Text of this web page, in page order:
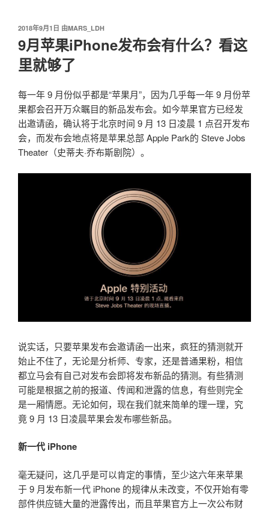
发
布
于
2018年9月1日 由MARS_LDH
9月苹果iPhone发布会有什么？看这
里就够了
每一年 9 月份似乎都是“苹果月”，因为几乎每一年 9 月份苹
果都会召开万众瞩目的新品发布会。如今苹果官方已经发
出邀请函，确认将于北京时间 9 月 13 日凌晨 1 点召开发布
会，而发布会地点将是苹果总部 Apple Park的 Steve Jobs
Theater（史蒂夫·乔布斯剧院）。
说实话，只要苹果发布会邀请函一出来，疯狂的猜测就开
始止不住了，无论是分析师、专家，还是普通果粉，相信
都立马会有自己对发布会即将发布新品的猜测。有些猜测
可能是根据之前的报道、传闻和泄露的信息，有些则完全
是一厢情愿。无论如何，现在我们就来简单的理一理，究
竟 9 月 13 日凌晨苹果会发布哪些新品。
新一代 iPhone
毫无疑问，这几乎是可以肯定的事情，至少这六年来苹果
于 9 月发布新一代 iPhone 的规律从未改变，不仅开始有零
部件供应链大量的泄露传出，而且苹果官方上一次公布财